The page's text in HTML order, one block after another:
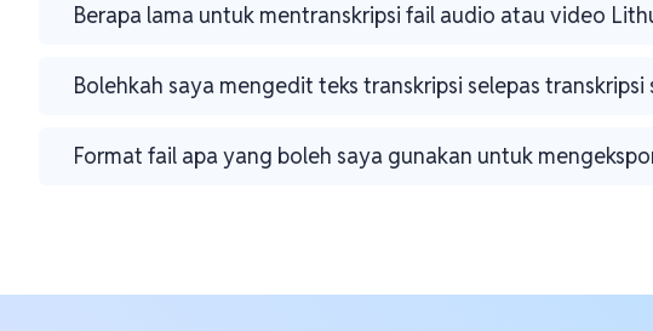
Berapa lama untuk mentranskripsi fail audio atau video
Bolehkah saya mengedit teks transkripsi selepas transkripsi
Format fail apa yang boleh saya gunakan untuk